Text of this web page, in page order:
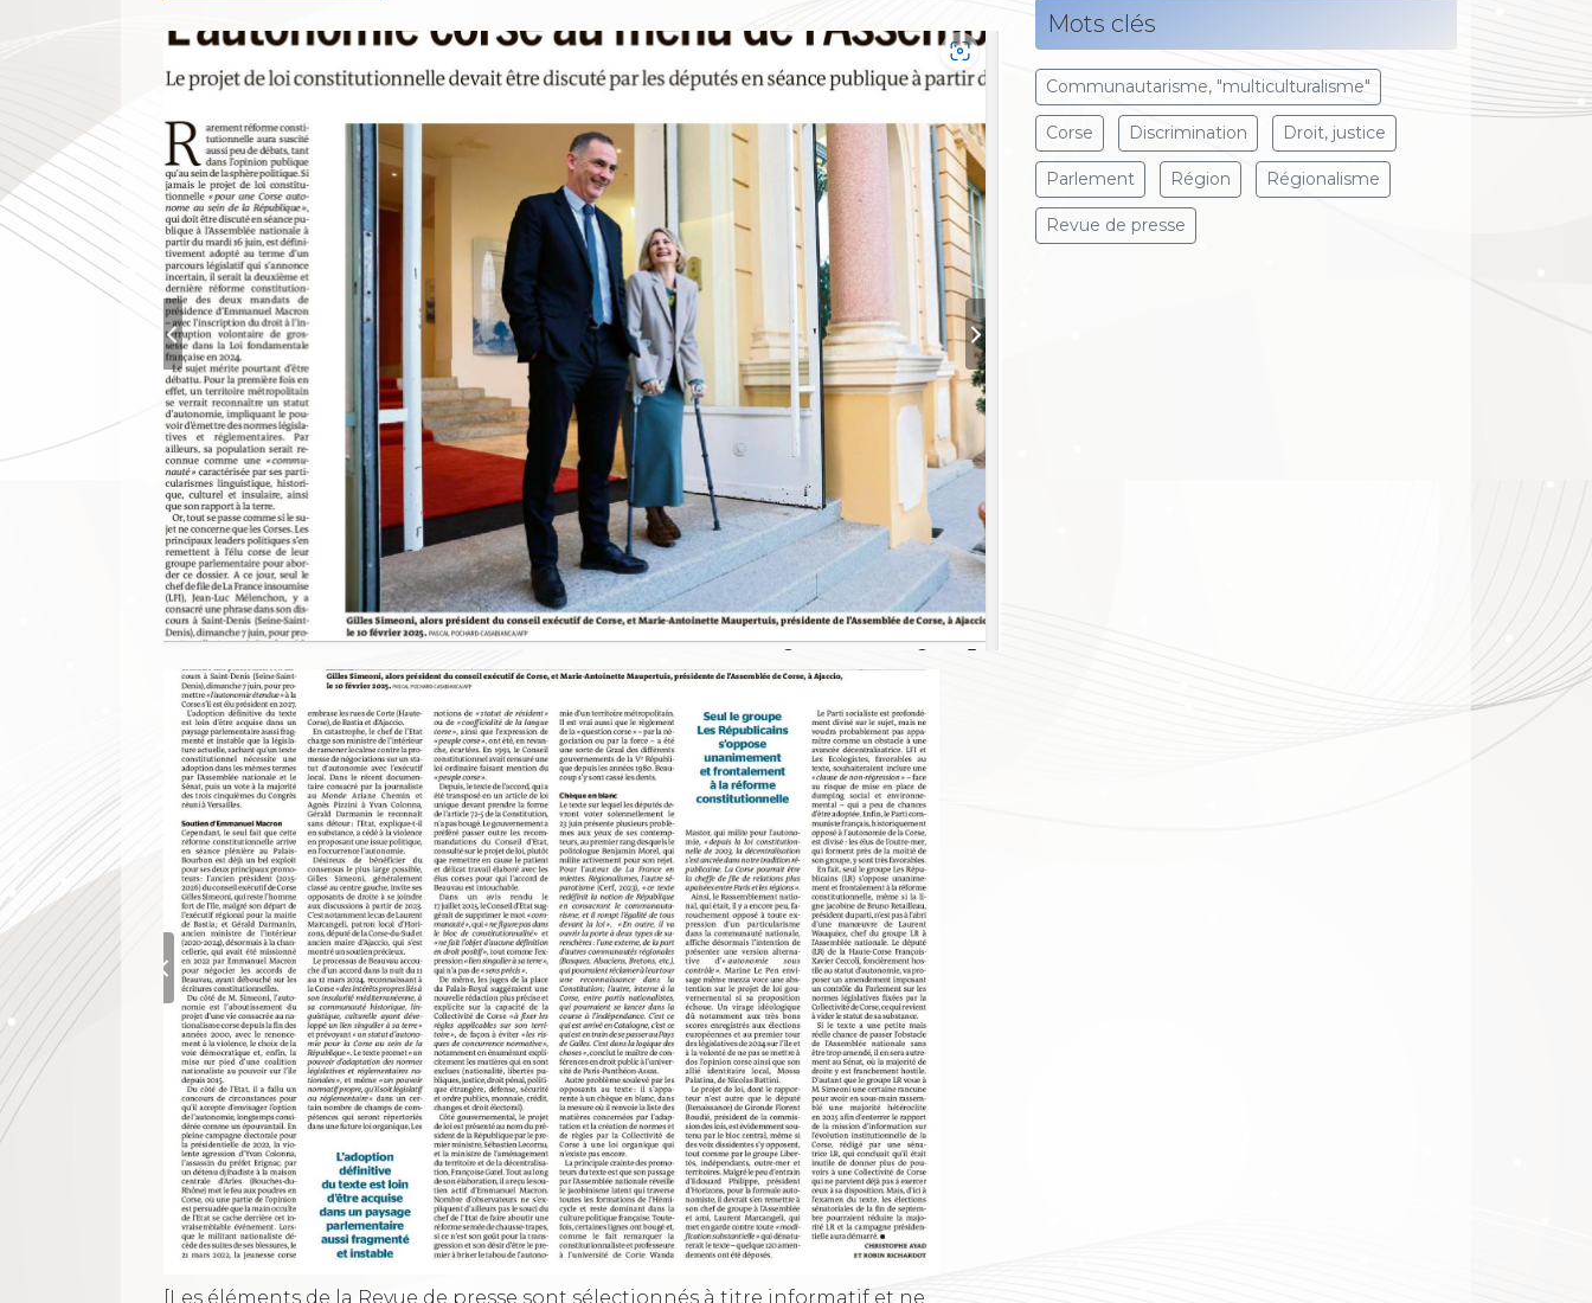
[Les éléments de la Revue de presse sont sélectionnés à titre informatif et ne
Mots clés
Communautarisme, "multiculturalisme"
Corse Discrimination Droit, justice
Parlement Région Régionalisme
Revue de presse